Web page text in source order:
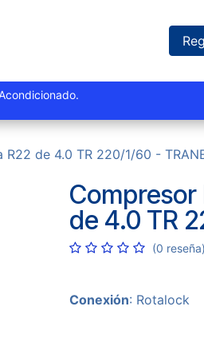
Sucursales
y Aire
de 4.0 TR 220/1/60 -
Compresor
de 4.0 TR
(0 reseña)
Conexión: Rotalock